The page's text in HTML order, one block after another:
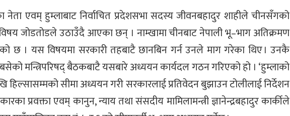
नेता एवम् हुम्लाबाट निर्वाचित प्रदेशसभा सदस्य जीवनबहादुर शाहीले चीनसँगको
जोडतोडले उठाउँदै आएका छन् । नाम्खामा चीनबाट नेपाली भू–भाग अतिक्रमण
छ । यस विषयमा सरकारी तहबाटै छानबिन गर्न उनले माग गरेका थिए । उनकै
मन्त्रिपरिषद् बैठकबाटै यसबारे अध्ययन कार्यदल गठन गरिएको हो । ‘हुम्लाको
हिल्सासम्मको सीमा अध्ययन गरी सरकारलाई प्रतिवेदन बुझाउन टोलीलाई निर्देशन
प्रवक्ता एवम् कानुन, न्याय तथा संसदीय मामिलामन्त्री ज्ञानेन्द्रबहादुर कार्कीले